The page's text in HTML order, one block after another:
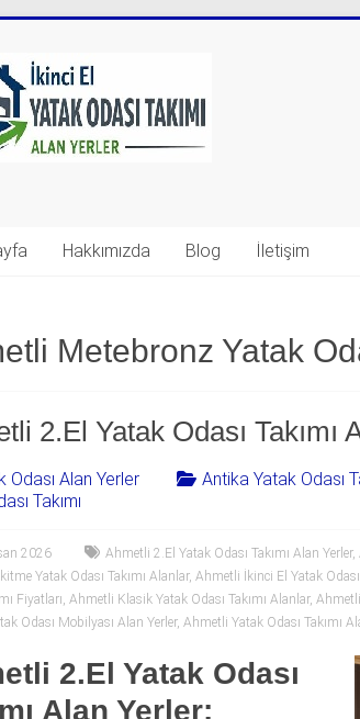
Hakkımızda Blog İletişim
Metebronz Yatak
2.El Yatak Odası Takımı
Odası Alan Yerler Antika Yatak Odası
Takımı
2026 Ahmetli 2.El Yatak Odası Takımı Alan Yerler,
Yatak Odası Takımı Alanlar, Ahmetli İkinci El Yatak Odası
Fiyatları, Ahmetli Klasik Yatak Odası Takımı Alanlar, Ahmetli
Odası Mobilyası Alan Yerler, Ahmetli Yatak Odası Takımı
2.El Yatak Odası
Alan Yerler: